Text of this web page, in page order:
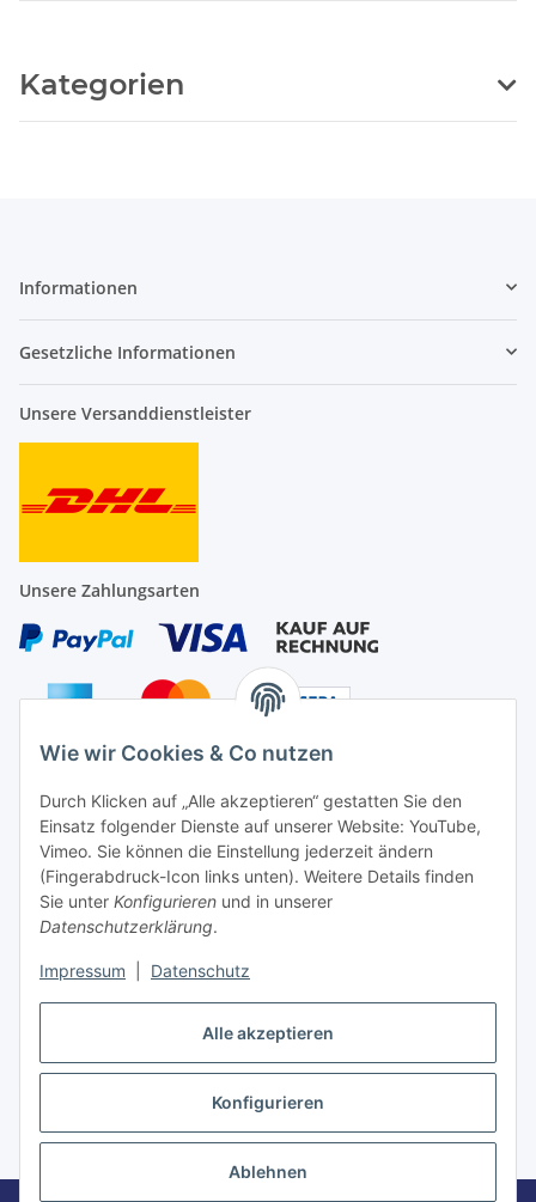
Alle akzeptieren
Konfigurieren
Ablehnen
Wie wir Cookies & Co nutzen
Durch Klicken auf „Alle akzeptieren“ gestatten Sie den
Einsatz folgender Dienste auf unserer Website: YouTube,
Vimeo. Sie können die Einstellung jederzeit ändern
(Fingerabdruck-Icon links unten). Weitere Details finden
Sie unter Konfigurieren und in unserer
Datenschutzerklärung.
Impressum Datenschutz
Kategorien
Informationen
Gesetzliche Informationen
Unsere Versanddienstleister
Unsere Zahlungsarten
Ein Partnershop der
Vertrag widerrufen
* Alle Preise inkl. gesetzlicher USt., zzgl.Versand